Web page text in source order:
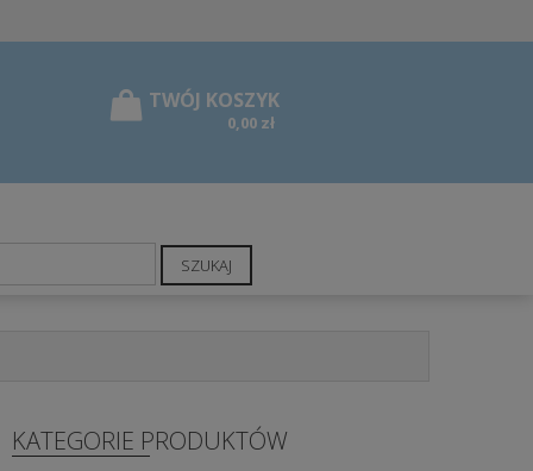
0,00 zł
SZUKAJ
KATEGORIE PRODUKTÓW